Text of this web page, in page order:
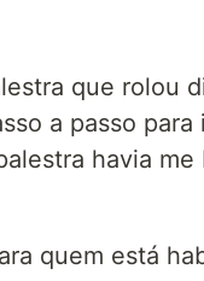
que rolou
a passo
havia
quem está